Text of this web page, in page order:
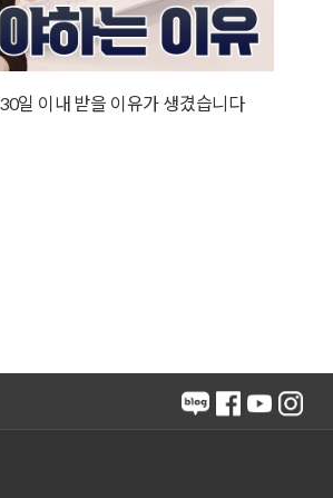
일 이내 받을 이유가 생겼습니다